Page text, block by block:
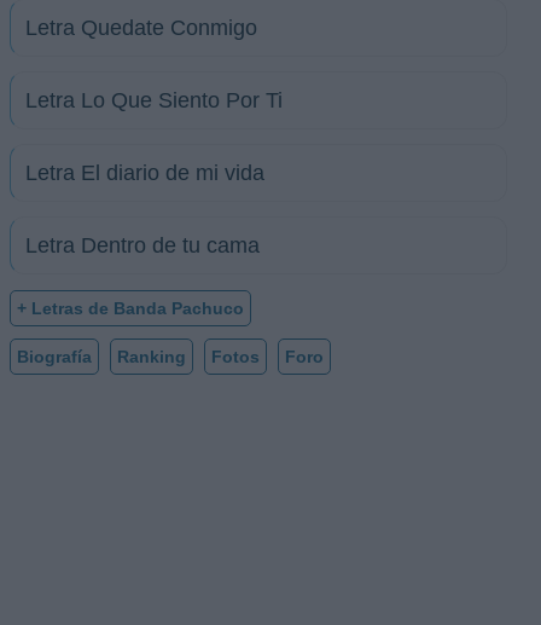
Letra Quedate Conmigo
Letra Lo Que Siento Por Ti
Letra El diario de mi vida
Letra Dentro de tu cama
+ Letras de Banda Pachuco
Biografía Ranking Fotos Foro